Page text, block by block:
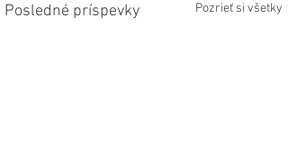
Posledné príspevky Pozrieť si všetky